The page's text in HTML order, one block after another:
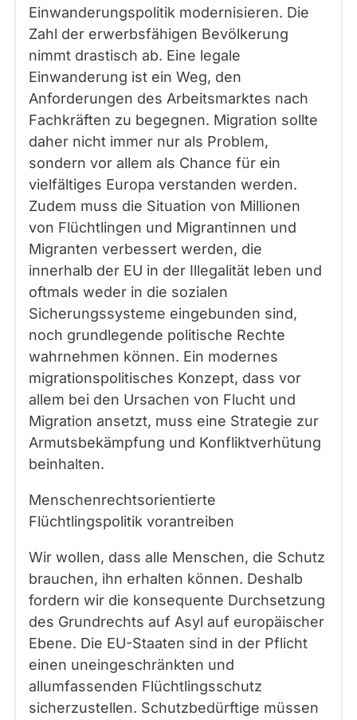
Einwanderungspolitik modernisieren. Die
Zahl der erwerbsfähigen Bevölkerung
nimmt drastisch ab. Eine legale
Einwanderung ist ein Weg, den
Anforderungen des Arbeitsmarktes nach
Fachkräften zu begegnen. Migration sollte
daher nicht immer nur als Problem,
sondern vor allem als Chance für ein
vielfältiges Europa verstanden werden.
Zudem muss die Situation von Millionen
von Flüchtlingen und Migrantinnen und
Migranten verbessert werden, die
innerhalb der EU in der Illegalität leben und
oftmals weder in die sozialen
Sicherungssysteme eingebunden sind,
noch grundlegende politische Rechte
wahrnehmen können. Ein modernes
migrationspolitisches Konzept, dass vor
allem bei den Ursachen von Flucht und
Migration ansetzt, muss eine Strategie zur
Armutsbekämpfung und Konfliktverhütung
beinhalten.
Menschenrechtsorientierte
Flüchtlingspolitik vorantreiben
Wir wollen, dass alle Menschen, die Schutz
brauchen, ihn erhalten können. Deshalb
fordern wir die konsequente Durchsetzung
des Grundrechts auf Asyl auf europäischer
Ebene. Die EU-Staaten sind in der Pflicht
einen uneingeschränkten und
allumfassenden Flüchtlingsschutz
sicherzustellen. Schutzbedürftige müssen